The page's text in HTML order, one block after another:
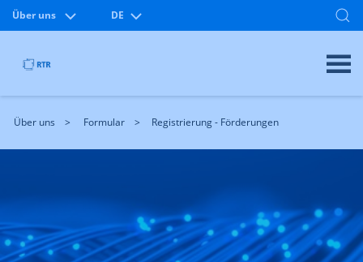
Über uns DE
Über uns Formular Registrierung - Förderungen